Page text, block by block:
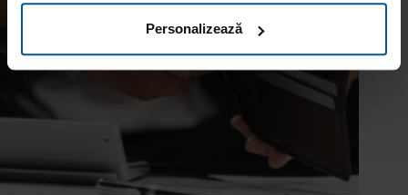
Personalizează